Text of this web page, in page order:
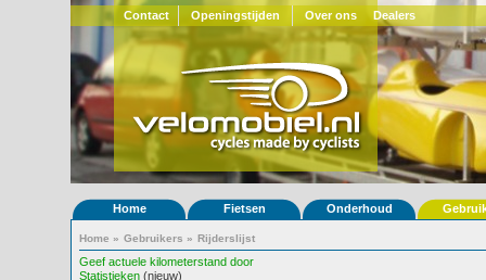
Contact Openingstijden Over ons Dealers
Home Fietsen Onderhoud
Home » Gebruikers » Rijderslijst
Geef actuele kilometerstand door
Statistieken (nieuw)